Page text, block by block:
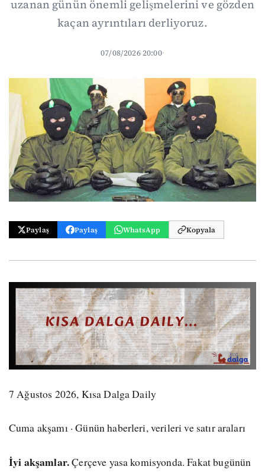
uzanan günün önemli gelişmelerini ve gözden
kaçan ayrıntıları derliyoruz.
07/08/2026 20:00·
Paylaş Paylaş WhatsApp Kopyala
7 Ağustos 2026, Kısa Dalga Daily
Cuma akşamı · Günün haberleri, verileri ve satır araları
İyi akşamlar.Çerçeve yasa komisyonda. Fakat bugünün